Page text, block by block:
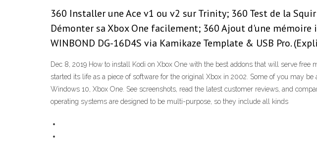
360 Installer une Ace v1 ou v2 sur Trinity; 360 Test de la
Démonter sa Xbox One facilement; 360 Ajout d'une
WINBOND DG-16D4S via Kamikaze Template & USB Pro.
Dec 8, 2019 How to install Kodi on Xbox One with the best addons that will serve
started its life as a piece of software for the original Xbox in 2002. Some of you may
Windows 10, Xbox One. See screenshots, read the latest customer reviews, and
operating systems are designed to be multi-purpose, so they include all kinds